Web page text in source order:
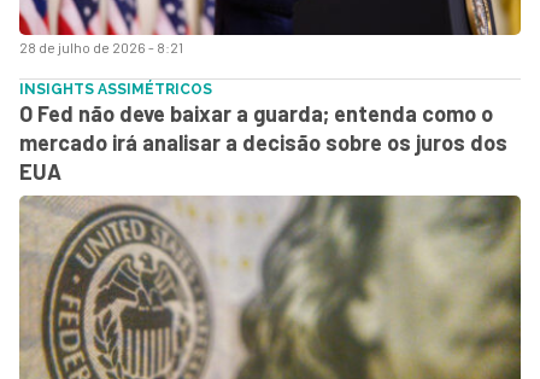
28 de julho de 2026 - 8:21
INSIGHTS ASSIMÉTRICOS
O Fed não deve baixar a guarda; entenda como o
mercado irá analisar a decisão sobre os juros dos
EUA